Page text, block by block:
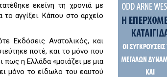
εκείνη τη χρονιά με
αγγίξει. Κάπου στο αρχείο
Εκδόσεις Ανατολικός, και
ποτέ, και το μόνο που
πως η Ελλάδα «μοιάζει με μια
μόνο το είδωλο του εαυτού